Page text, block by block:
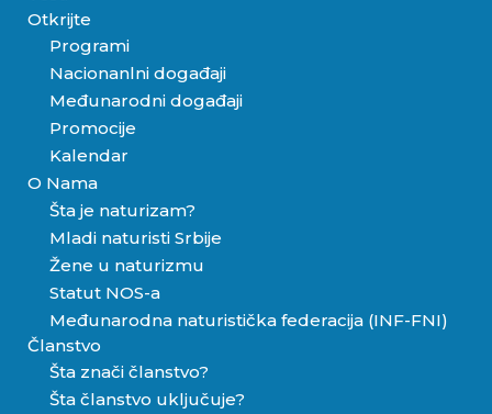
Otkrijte
Programi
Nacionanlni događaji
Međunarodni događaji
Promocije
Kalendar
O Nama
Šta je naturizam?
Mladi naturisti Srbije
Žene u naturizmu
Statut NOS-a
Međunarodna naturistička federacija (INF-FNI)
Članstvo
Šta znači članstvo?
Šta članstvo uključuje?